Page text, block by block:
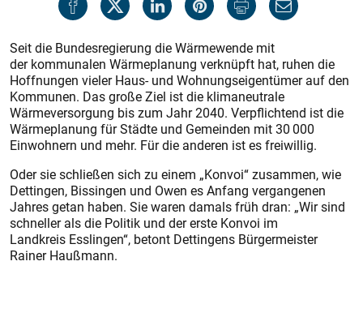
Seit die Bundesregierung die Wärmewende mit
der kommunalen Wärmeplanung verknüpft hat, ruhen die
Hoffnungen vieler Haus- und Wohnungseigentümer auf den
Kommunen. Das große Ziel ist die klimaneutrale
Wärmeversorgung bis zum Jahr 2040. Verpflichtend ist die
Wärmeplanung für Städte und Gemeinden mit 30 000
Einwohnern und mehr. Für die anderen ist es freiwillig.
Oder sie schließen sich zu einem „Konvoi“ zusammen, wie
Dettingen, Bissingen und Owen es Anfang vergangenen
Jahres getan haben. Sie waren damals früh dran: „Wir sind
schneller als die Politik und der erste Konvoi im
Landkreis Esslingen“, betont Dettingens Bürgermeister
Rainer Haußmann.